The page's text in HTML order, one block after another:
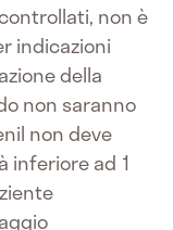
non è
indicazioni
della
non saranno
non deve
inferiore ad 1